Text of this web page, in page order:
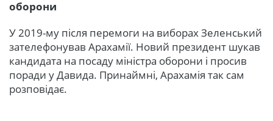
оборони
У 2019-му після перемоги на виборах Зеленський
зателефонував Арахамії. Новий президент шукав
кандидата на посаду міністра оборони і просив
поради у Давида. Принаймні, Арахамія так сам
розповідає.